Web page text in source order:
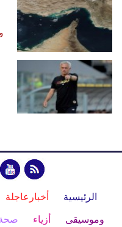
الرئيسية أخبارعاجلة
وموسيقى أزياء صحة